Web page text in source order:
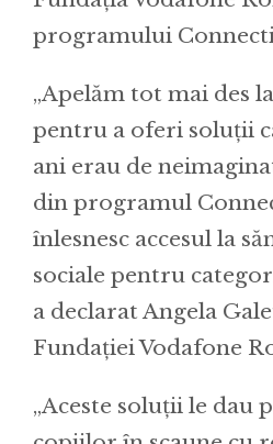
programului
„Apelăm tot mai des
pentru a oferi soluții
ani erau de
din programul
înlesnesc accesul la
sociale pentru
a declarat Angela
Fundației Vodafone
„Aceste soluții le dau